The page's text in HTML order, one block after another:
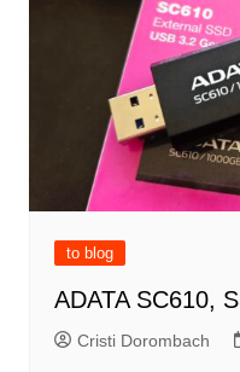
to blog
ADATA SC610,
Cristi Dorombach